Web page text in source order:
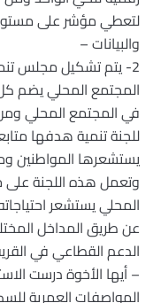
لتعطي مؤشر على مستوى
والبيانات –
2- يتم تشكيل مجلس
المجتمع المحلي يضم
في المجتمع المحلي
للجنة تنمية هدفها
يستشعرها المواطنين
وتعمل هذه اللجنة على
المحلي يستشعر
عن طريق المداخل
الدعم القطاعي في
– أيها الأخوة درست
المواصفات العمرية